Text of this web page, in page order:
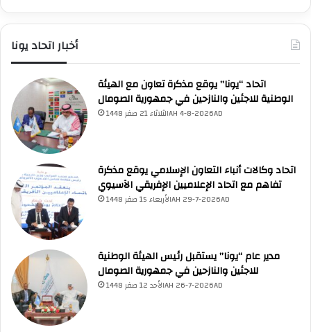
أخبار اتحاد يونا
اتحاد “يونا” يوقع مذكرة تعاون مع الهيئة
الوطنية للاجئين والنازحين في جمهورية الصومال
الثلاثاء 21 صفر 1448AH 4-8-2026AD
اتحاد وكالات أنباء التعاون الإسلامي يوقع مذكرة
تفاهم مع اتحاد الإعلاميين الإفريقي الآسيوي
الأربعاء 15 صفر 1448AH 29-7-2026AD
مدير عام “يونا” يستقبل رئيس الهيئة الوطنية
للاجئين والنازحين في جمهورية الصومال
الأحد 12 صفر 1448AH 26-7-2026AD
UNA Chatbot